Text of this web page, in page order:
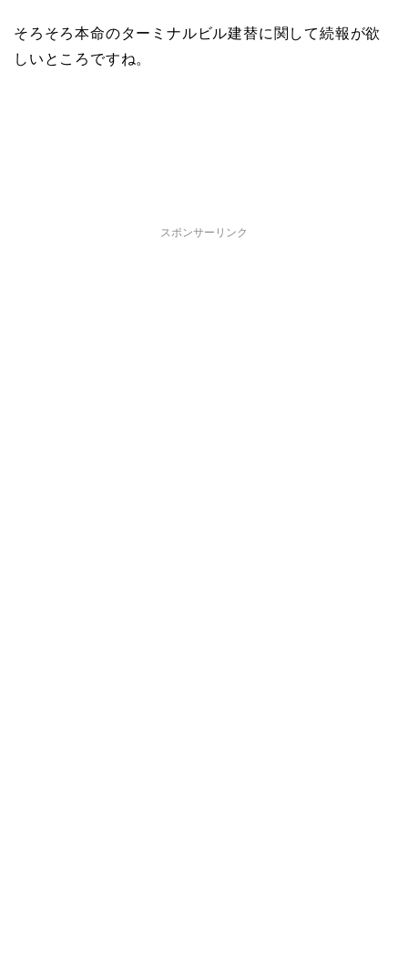
そろそろ本命のターミナルビル建替に関して続報が欲
しいところですね。
スポンサーリンク